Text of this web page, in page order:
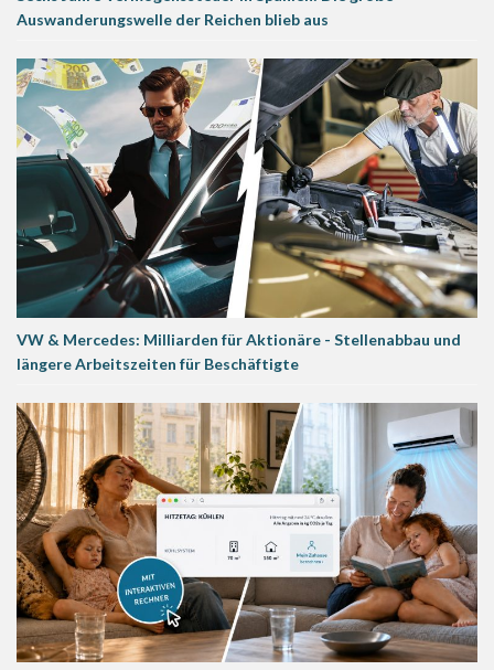
Auswanderungswelle der Reichen blieb aus
VW & Mercedes: Milliarden für Aktionäre - Stellenabbau und
längere Arbeitszeiten für Beschäftigte